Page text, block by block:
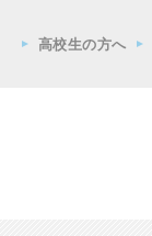
高校生の方へ